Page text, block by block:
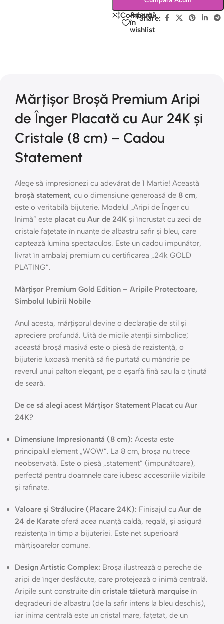
Compară
Adaugă
în
wishlist
Share:
Mărțișor Broșă Premium Aripi
de Înger Placată cu Aur 24K și
Cristale (8 cm) – Cadou
Statement
Alege să impresionezi cu adevărat de 1 Martie! Această
broșă statement, cu o dimensiune generoasă de 8 cm,
este o veritabilă bijuterie. Modelul „Aripi de Înger cu
Inimă” este placat cu Aur de 24K și încrustat cu zeci de
cristale fațetate în nuanțe de albastru safir și bleu, care
captează lumina spectaculos. Este un cadou impunător,
livrat în ambalaj premium cu certificarea „24k GOLD
PLATING”.
Mărțișor Premium Gold Edition – Aripile Protectoare,
Simbolul Iubirii Nobile
Anul acesta, mărțișorul devine o declarație de stil și
apreciere profundă. Uită de micile atenții simbolice;
această broșă masivă este o piesă de rezistență, o
bijuterie luxoasă menită să fie purtată cu mândrie pe
reverul unui palton elegant, pe o eșarfă fină sau la o ținută
de seară.
De ce să alegi acest Mărțișor Statement Placat cu Aur
24K?
Dimensiune Impresionantă (8 cm): Acesta este
principalul element „WOW”. La 8 cm, broșa nu trece
neobservată. Este o piesă „statement” (impunătoare),
perfectă pentru doamnele care iubesc accesoriile vizibile
și rafinate.
Valoare și Strălucire (Placare 24K): Finisajul cu Aur de
24 de Karate oferă acea nuanță caldă, regală, și asigură
rezistența în timp a bijuteriei. Este net superioară
mărțișoarelor comune.
Design Artistic Complex: Broșa ilustrează o pereche de
aripi de înger desfăcute, care protejează o inimă centrală.
Aripile sunt construite din cristale tăietură marquise în
degradeuri de albastru (de la safir intens la bleu deschis),
iar inima centrală este un cristal mare, fațetat, de un